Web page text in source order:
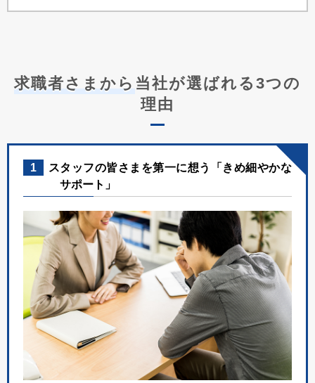
求職者さまから 当社が選ばれる3つの
理由
1
スタッフの皆さまを第一に想う「きめ細やかな
サポート」